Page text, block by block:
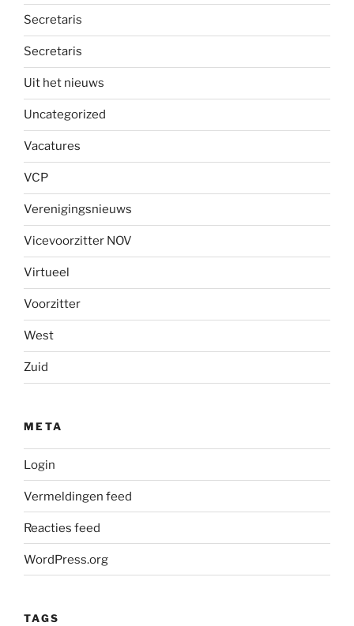
Secretaris
Secretaris
Uit het nieuws
Uncategorized
Vacatures
VCP
Verenigingsnieuws
Vicevoorzitter NOV
Virtueel
Voorzitter
West
Zuid
META
Login
Vermeldingen feed
Reacties feed
WordPress.org
TAGS